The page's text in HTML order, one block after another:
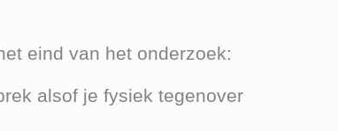
eind van het onderzoek:
alsof je fysiek tegenover